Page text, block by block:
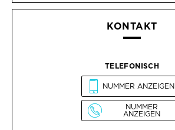
KONTAKT
TELEFONISCH
NUMMER ANZEIGEN
NUMMER
ANZEIGEN